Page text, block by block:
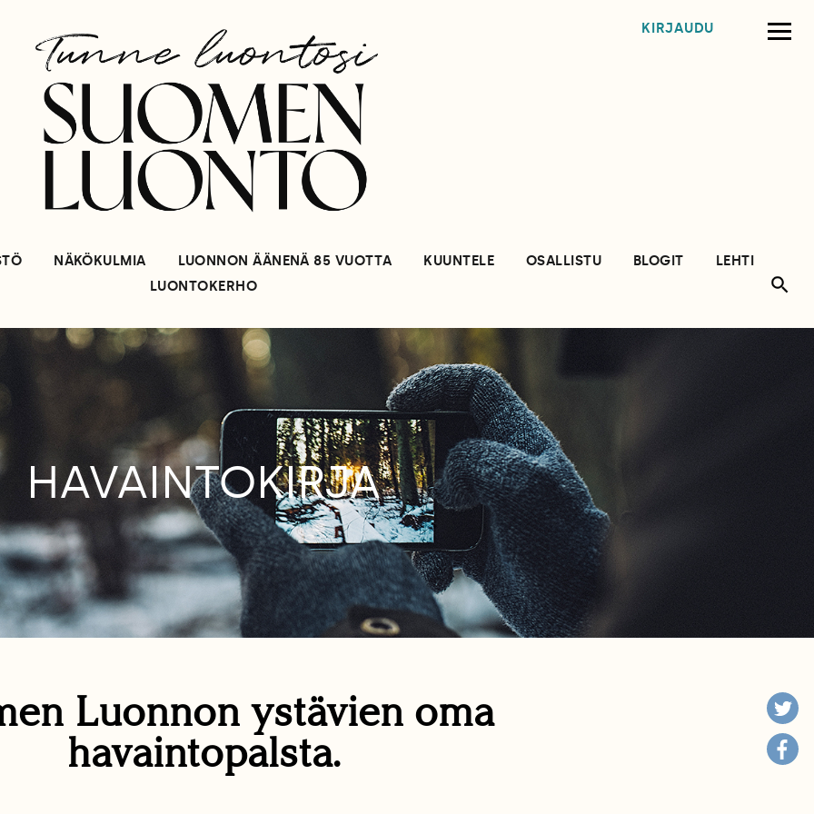
KIRJAUDU
NÄKÖKULMIA LUONNON ÄÄNENÄ 85 VUOTTA KUUNTELE OSALLISTU BLOGIT
LEHTI
LUONTOKERHO
HAVAINTOKIRJA
Luonnon ystävien oma
havaintopalsta.